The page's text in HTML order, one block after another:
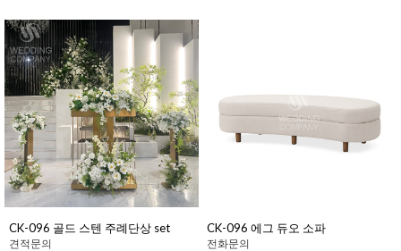
CK-096 골드 스텐 주례단상 set
견적문의
CK-096 에그 듀오 소파
전화문의